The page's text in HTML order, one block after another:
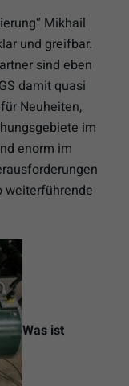
Mikhail
und greifbar.
sind eben
damit quasi
Neuheiten,
im
enorm im
weiterführende
Was ist